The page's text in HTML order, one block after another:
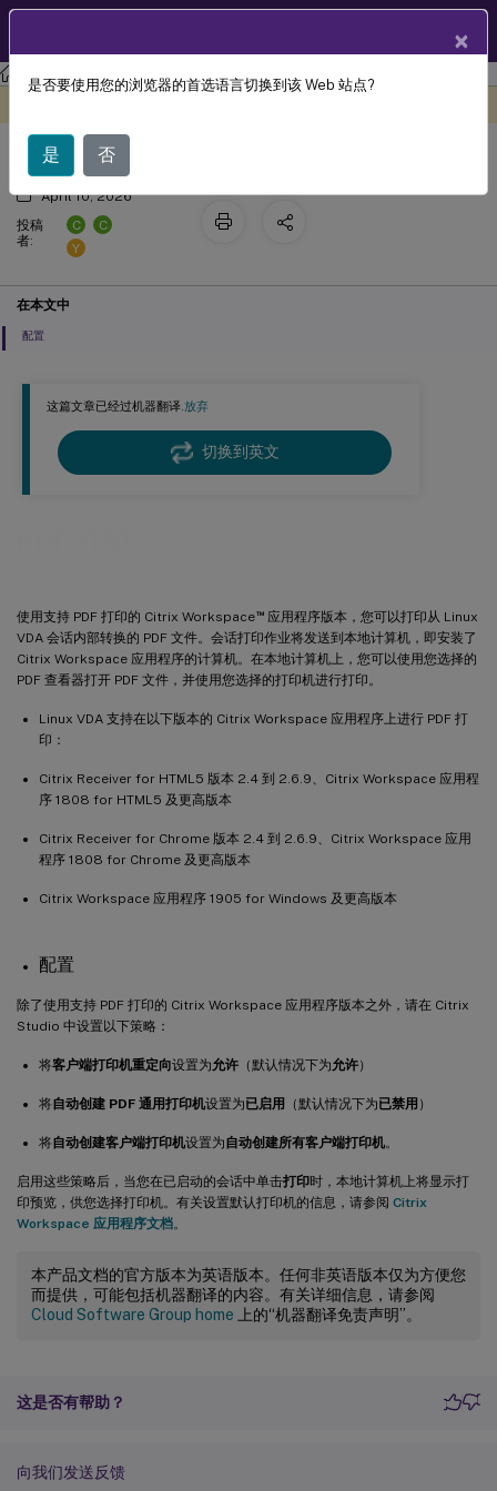
Linux 虚拟投递代理 Linux 虚拟投递代理 2511
这篇文章已经过机器翻译.放弃
切换到英文
使用支持 PDF 打印的 Citrix Workspace™应用程序版本，您可以打印从 Linux
VDA 会话内部转换的 PDF 文件。会话打印作业将发送到本地计算机，即安装了
Citrix Workspace 应用程序的计算机。在本地计算机上，您可以使用您选择的
PDF 查看器打开 PDF 文件，并使用您选择的打印机进行打印。
Linux VDA 支持在以下版本的 Citrix Workspace 应用程序上进行 PDF 打
印：
Citrix Receiver for HTML5 版本 2.4 到 2.6.9、Citrix Workspace 应用程
序 1808 for HTML5 及更高版本
Citrix Receiver for Chrome 版本 2.4 到 2.6.9、Citrix Workspace 应用
程序 1808 for Chrome 及更高版本
Citrix Workspace 应用程序 1905 for Windows 及更高版本
配置
除了使用支持 PDF 打印的 Citrix Workspace 应用程序版本之外，请在 Citrix
Studio 中设置以下策略：
将客户端打印机重定向设置为允许 （默认情况下为允许）
将自动创建 PDF 通用打印机设置为已启用 （默认情况下为已禁用 ）
将自动创建客户端打印机设置为自动创建所有客户端打印机。
启用这些策略后，当您在已启动的会话中单击打印时，本地计算机上将显示打
印预览，供您选择打印机。有关设置默认打印机的信息，请参阅 Citrix
Workspace 应用程序文档。
本产品文档的官方版本为英语版本。任何非英语版本仅为方便您
而提供，可能包括机器翻译的内容。有关详细信息，请参阅
Cloud Software Group home 上的“机器翻译免责声明”。
这是否有帮助？
向我们发送反馈
PDF 打印
April 10, 2026
投稿
者:
C
C
Y
在本文中
配置
×
是否要使用您的浏览器的首选语言切换到该 Web 站点?
是 否